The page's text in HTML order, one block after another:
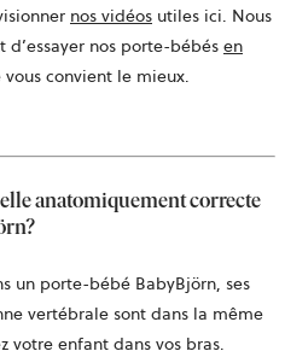
dans
un
nos vidéos utiles ici. Nous
nos porte-bébés en
convient le mieux.
anatomiquement correcte
un porte-bébé BabyBjörn, ses
vertébrale sont dans la même
votre enfant dans vos bras.